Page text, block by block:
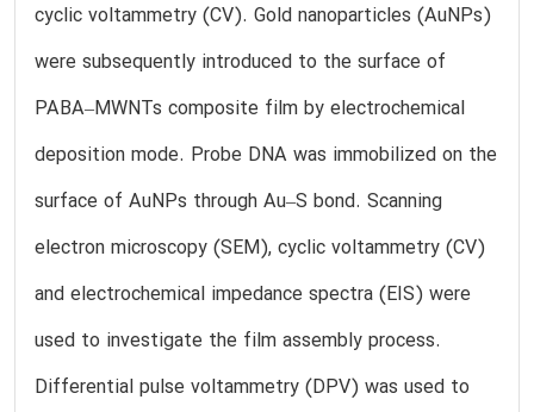
cyclic voltammetry (CV). Gold nanoparticles (AuNPs)
were subsequently introduced to the surface of
PABA–MWNTs composite film by electrochemical
deposition mode. Probe DNA was immobilized on the
surface of AuNPs through Au–S bond. Scanning
electron microscopy (SEM), cyclic voltammetry (CV)
and electrochemical impedance spectra (EIS) were
used to investigate the film assembly process.
Differential pulse voltammetry (DPV) was used to